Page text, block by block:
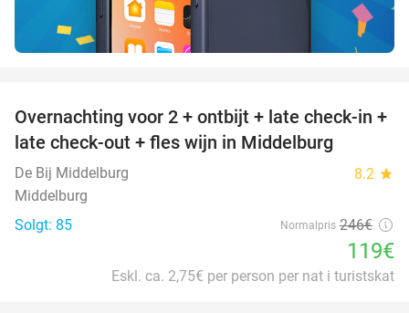
52%
Overnachting voor 2 + ontbijt + late check-in +
late check-out + fles wijn in Middelburg
De Bij Middelburg 8.2 star
Middelburg
Solgt: 85
Normalpris 246€
119€
Eskl. ca. 2,75€ per person per nat i turistskat